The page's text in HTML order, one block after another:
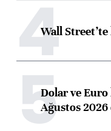
4Wall Street’te
5Dolar ve
Ağustos